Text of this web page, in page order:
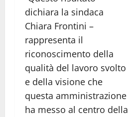
dichiara la sindaca
Chiara Frontini –
rappresenta il
riconoscimento della
qualità del lavoro svolto
e della visione che
questa amministrazione
ha messo al centro della